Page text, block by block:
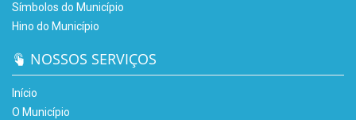
Símbolos do Município
Hino do Município
NOSSOS SERVIÇOS
Início
O Município